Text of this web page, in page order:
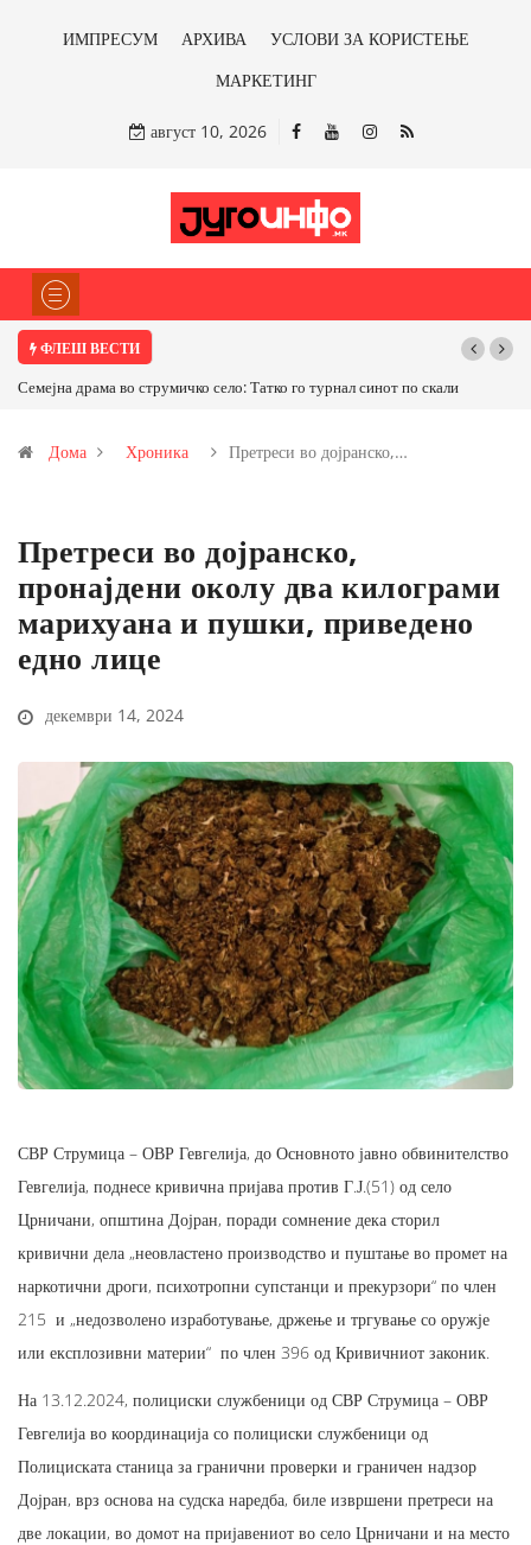
ИМПРЕСУМ АРХИВА
УСЛОВИ ЗА КОРИСТЕЊЕ
МАРКЕТИНГ
август 10, 2026
ФЛЕШ ВЕСТИ
го турнал синот по скалиТРАМП НАРЕДИ ВОЈСКАТА ДА КОРИСТИ
бакарот од Иловица и со антимонот?
Дома Хроника Претреси во дојранско,…
Претреси во дојранско,
пронајдени околу два килограми
марихуана и пушки, приведено
едно лице
декември 14, 2024
СВР Струмица – ОВР Гевгелија, до Основното јавно обвинителство
Гевгелија, поднесе кривична пријава против Г.Ј.(51) од село
Црничани, општина Дојран, поради сомнение дека сторил
кривични дела „неовластено производство и пуштање во промет на
наркотични дроги, психотропни супстанци и прекурзори“ по член
215 и „недозволено изработување, држење и тргување со оружје
или експлозивни материи“ по член 396 од Кривичниот законик.
На 13.12.2024, полициски службеници од СВР Струмица – ОВР
Гевгелија во координација со полициски службеници од
Полициската станица за гранични проверки и граничен надзор
Дојран, врз основа на судска наредба, биле извршени претреси на
две локации, во домот на пријавениот во село Црничани и на место